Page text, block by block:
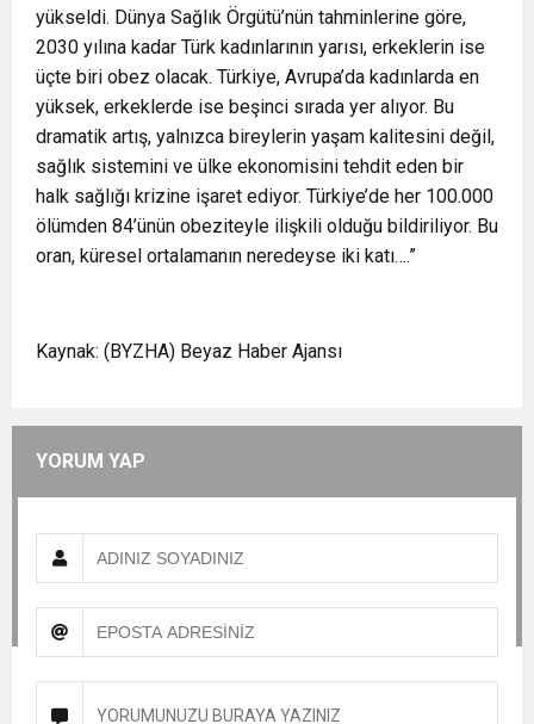
yükseldi. Dünya Sağlık Örgütü’nün tahminlerine göre,
2030 yılına kadar Türk kadınlarının yarısı, erkeklerin ise
üçte biri obez olacak. Türkiye, Avrupa’da kadınlarda en
yüksek, erkeklerde ise beşinci sırada yer alıyor. Bu
dramatik artış, yalnızca bireylerin yaşam kalitesini değil,
sağlık sistemini ve ülke ekonomisini tehdit eden bir
halk sağlığı krizine işaret ediyor. Türkiye’de her 100.000
ölümden 84’ünün obeziteyle ilişkili olduğu bildiriliyor. Bu
oran, küresel ortalamanın neredeyse iki katı….”
Kaynak: (BYZHA) Beyaz Haber Ajansı
YORUM YAP